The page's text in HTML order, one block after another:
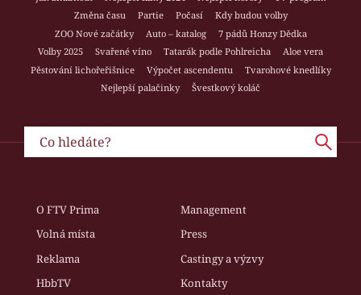
Změna času
Partie Počasí
Kdy budou volby
ZOO Nové začátky
Auto – katalog
7 pádů Honzy Dědka
Volby 2025
Svařené víno Tatarák podle Pohlreicha
Aloe vera
Pěstování lichořeřišnice
Výpočet ascendentu
Tvarohové knedlíky
Nejlepší palačinky
Švestkový koláč
O FTV Prima
Management
Volná místa
Press
Reklama
Castingy a výzvy
HbbTV
Kontakty